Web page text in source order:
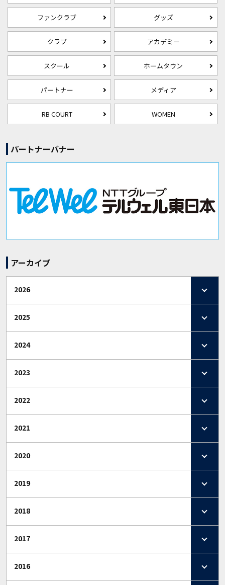
ファンクラブ グッズ
クラブ アカデミー
スクール ホームタウン
パートナー メディア
RB COURT WOMEN
パートナーバナー
アーカイブ
2026
2025
2024
2023
2022
2021
2020
2019
2018
2017
2016